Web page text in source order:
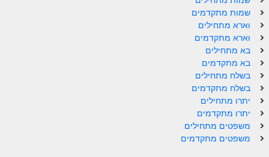
הקדשות על דיסקים
תרומות
הרב אדם סיני
לבלוג הרב
לאתר ספר הרב
שמות מתקדמים
וארא מתחילים
וארא מתקדמים
בא מתחילים
בא מתקדמים
בשלח מתחילים
בשלח מתקדמים
יתרו מתחילים
יתרו מתקדמים
משפטים מתחילים
משפטים מתקדמים